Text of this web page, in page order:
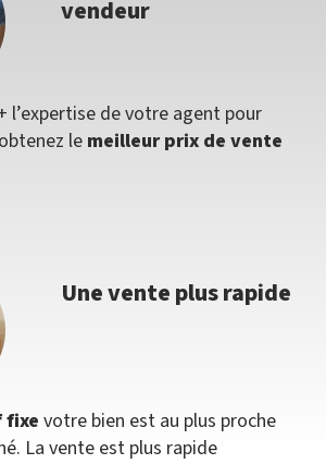
vendeur
l’expertise de votre agent pour
le meilleur prix de vente
Une vente plus rapide
votre bien est au plus proche
La vente est plus rapide